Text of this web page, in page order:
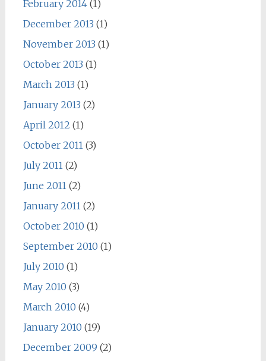
February 2014(1)
December 2013 (1)
November 2013 (1)
October 2013 (1)
March 2013 (1)
January 2013 (2)
April 2012 (1)
October 2011(3)
July 2011(2)
June 2011(2)
January 2011(2)
October 2010 (1)
September 2010 (1)
July 2010 (1)
May 2010 (3)
March 2010 (4)
January 2010 (19)
December 2009 (2)